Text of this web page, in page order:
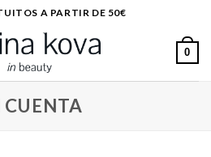
A PARTIR DE 50€
0